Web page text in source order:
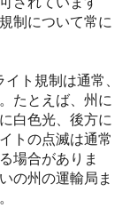
制について常に
ト規制は通常、
たとえば、州に
白色光、後方に
トの点滅は通常
場合がありま
の州の運輸局ま